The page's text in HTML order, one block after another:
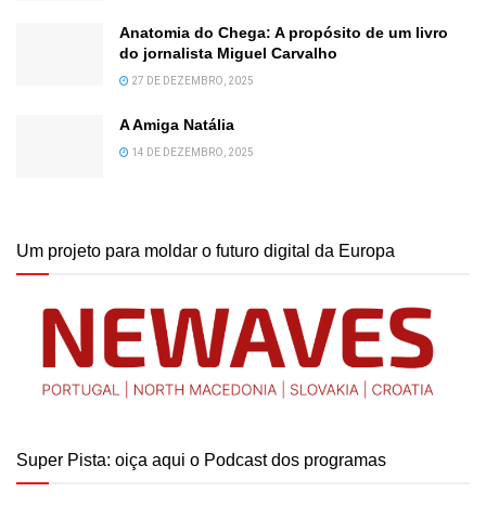
Anatomia do Chega: A propósito de um livro
do jornalista Miguel Carvalho
27 DE DEZEMBRO, 2025
A Amiga Natália
14 DE DEZEMBRO, 2025
Um projeto para moldar o futuro digital da Europa
Super Pista: oiça aqui o Podcast dos programas